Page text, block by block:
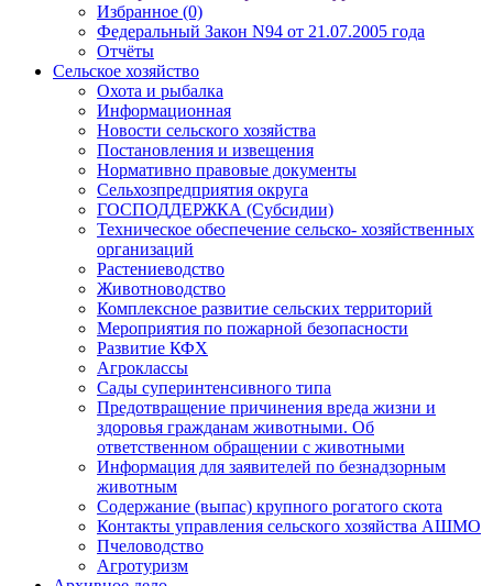
Избранное (0)
Федеральный Закон N94 от 21.07.2005 года
Отчёты
Сельское хозяйство
Охота и рыбалка
Информационная
Новости сельского хозяйства
Постановления и извещения
Нормативно правовые документы
Сельхозпредприятия округа
ГОСПОДДЕРЖКА (Субсидии)
Техническое обеспечение сельско- хозяйственных
организаций
Растениеводство
Животноводство
Комплексное развитие сельских территорий
Мероприятия по пожарной безопасности
Развитие КФХ
Агроклассы
Сады суперинтенсивного типа
Предотвращение причинения вреда жизни и
здоровья гражданам животными. Об
ответственном обращении с животными
Информация для заявителей по безнадзорным
животным
Содержание (выпас) крупного рогатого скота
Контакты управления сельского хозяйства АШМО
Пчеловодство
Агротуризм